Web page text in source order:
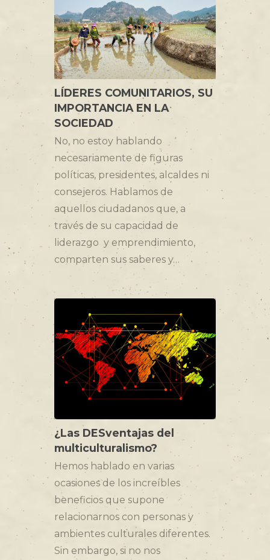
LÍDERES COMUNITARIOS, SU
IMPORTANCIA EN LA
SOCIEDAD
No, no estoy hablando
necesariamente de figuras
políticas, presidentes, alcaldes ni
consejeros. Hablamos de
aquellos ciudadanos que, a
través de su capacidad de
liderazgo y emprendimiento,
comparten sus saberes y…
¿Las DESventajas del
multiculturalismo?
Hemos hablado en varias
ocasiones de los increíbles
beneficios que supone
relacionarnos con personas y
ambientes culturales diferentes.
Sin embargo, si no nos